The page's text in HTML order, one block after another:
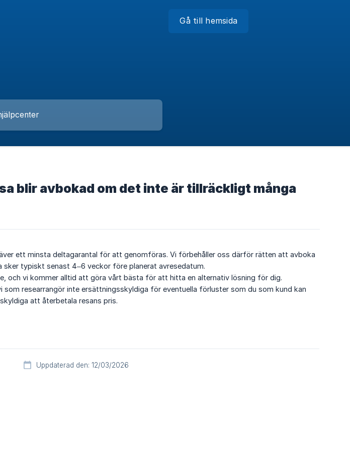
Gå till hemsida
blir avbokad om det inte är tillräckligt många
ett minsta deltagarantal för att genomföras. Vi förbehåller oss därför rätten att avboka
typiskt senast 4–6 veckor före planerat avresedatum.
och vi kommer alltid att göra vårt bästa för att hitta en alternativ lösning för dig.
som researrangör inte ersättningsskyldiga för eventuella förluster som du som kund kan
att återbetala resans pris.
Uppdaterad den: 12/03/2026